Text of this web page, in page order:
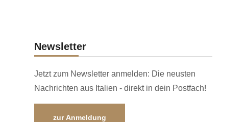
Newsletter
Jetzt zum Newsletter anmelden: Die neusten
Nachrichten aus Italien - direkt in dein Postfach!
zur Anmeldung